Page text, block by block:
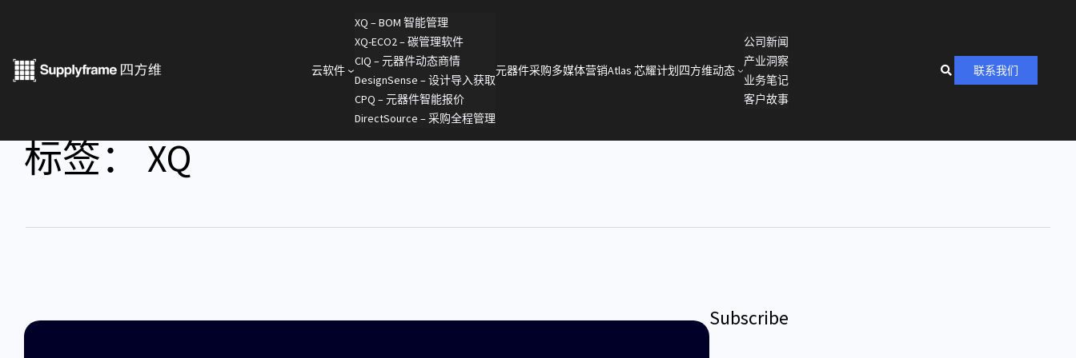
云软件
XQ – BOM 智能管理
XQ-ECO2 – 碳管理软件
CIQ – 元器件动态商情
DesignSense – 设计导入获取
CPQ – 元器件智能报价
DirectSource – 采购全程管理
元器件采购多媒体营销Atlas 芯耀计划四方维动态
公司新闻
产业洞察
业务笔记
客户故事
联系我们
标签： XQ
Subscribe